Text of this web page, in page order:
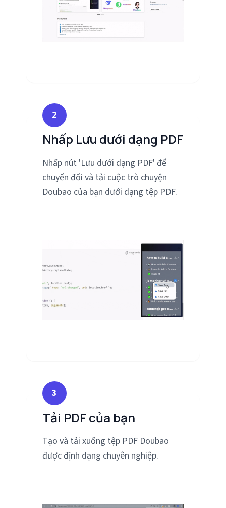
2
Nhấp Lưu dưới dạng PDF
Nhấp nút 'Lưu dưới dạng PDF' để
chuyển đổi và tải cuộc trò chuyện
Doubao của bạn dưới dạng tệp PDF.
3
Tải PDF của bạn
Tạo và tải xuống tệp PDF Doubao
được định dạng chuyên nghiệp.